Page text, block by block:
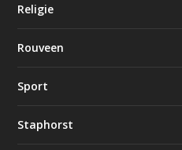
Religie
Rouveen
Sport
Staphorst